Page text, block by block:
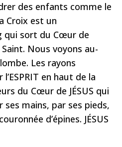
des enfants comme le
Croix est un
qui sort du Cœur de
Saint. Nous voyons au-
Les rayons
en haut de la
du Cœur de JÉSUS qui
ses mains, par ses pieds,
d’épines. JÉSUS